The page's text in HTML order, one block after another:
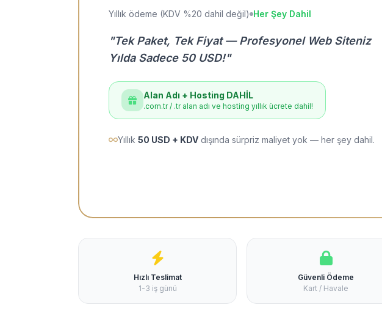
Yıllık ödeme (KDV %20 dahil değil) Her Şey Dahil
"Tek Paket, Tek Fiyat — Profesyonel Web Siteniz
Yılda Sadece 50 USD!"
Alan Adı + Hosting DAHİL
.com.tr / .tr alan adı ve hosting yıllık ücrete dahil!
Yıllık 50 USD + KDV dışında sürpriz maliyet yok — her şey dahil.
Hızlı Teslimat
1-3 iş günü
Güvenli Ödeme
Kart / Havale